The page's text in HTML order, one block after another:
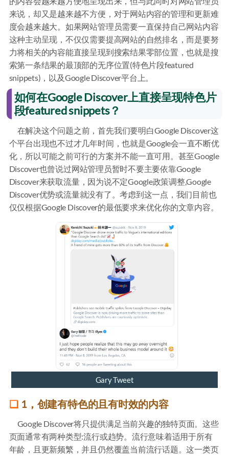
来说，却又是越来越不方便，对于网站内容的管理和更新难
度会越来越大。如果网站管理员需要一直保持自己网站内容
这种主动呈现，不仅仅需要提高网站的自然排名，而是要努
力将相关的内容能直接呈现到搜索结果零部位置，也就是搜
索第一条结果的最顶部的无序位置(特色片段featured
snippets)，以及Google Discover平台上。
如何在Google Discover上直接呈现特色片
段featured snippets？
在解决这个问题之前，首先我们要明白Google Discover这
个平台出现也不过才几年时间，也就是Google会一直不断优
化，所以可能之前可行的方案并不能一直可用。甚至Google
Discover也曾说过网站管理员暂时不要主要依靠Google
Discover来获取流量，因为说不定Google政策调整,Google
Discover优势或流量就没有了。考虑到这一点，我们目前也
仅仅根据Google Discover的最低要求来优化你的文章内容。
Gary Tweet
1，创建有特色的且有时效的内容
Google Discover将只提供满足当前兴趣的独特页面。这些
页面通常有两种类型:流行或趋势。流行意味着适用于所有
年龄，且更新频繁，并且仍然覆盖当前流行话题。这一类页